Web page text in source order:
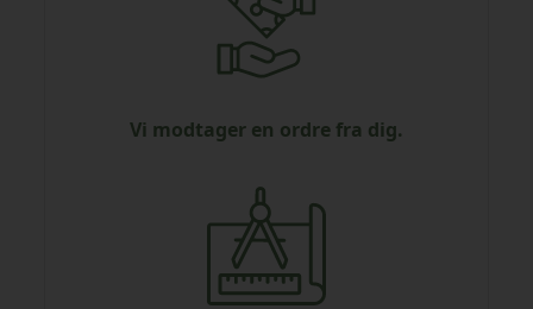
Vi modtager en ordre fra dig.